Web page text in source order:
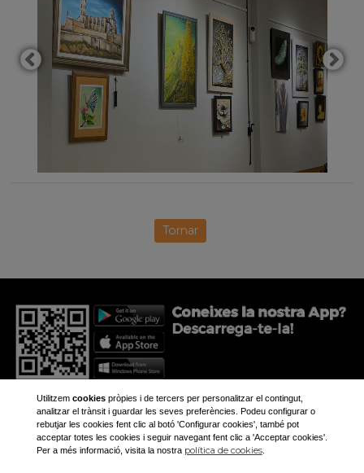
Tornar
+34 973 281 473
Utilitzem cookiespròpies i de tercers per personalitzar el contingut,
analitzar el trànsit i guardar les seves preferències. Podeu configurar o
rebutjar les cookies fent clic al botó 'Configurar cookies', també pot
acceptar totes les cookies i seguir navegant fent clic a 'Acceptar cookies'.
Per a més informació, visita la nostra política de cookies.